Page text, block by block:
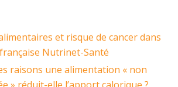
et risque de cancer dans
Nutrinet-Santé
raisons une alimentation « non